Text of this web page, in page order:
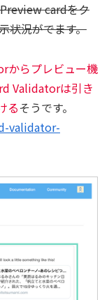
cardをク
状況がでます。
からプレビュー機
Validatorは引き
るそうです。
validator-